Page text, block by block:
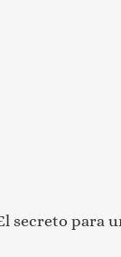
secreto para